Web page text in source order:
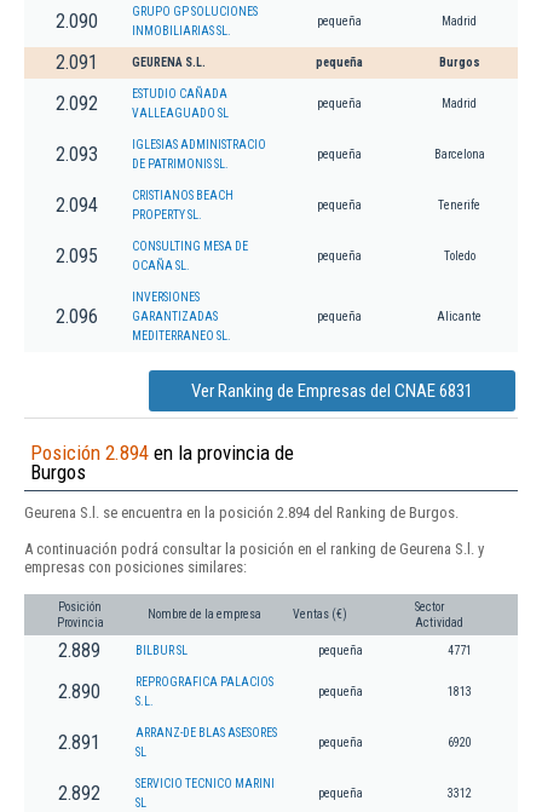
2.090
GRUPO GP SOLUCIONES
INMOBILIARIAS SL.
pequeña Madrid
2.091 GEURENA S.L. pequeña Burgos
2.092
ESTUDIO CAÑADA
VALLEAGUADO SL
pequeña Madrid
2.093
IGLESIAS ADMINISTRACIO
DE PATRIMONIS SL.
pequeña Barcelona
2.094
CRISTIANOS BEACH
PROPERTY SL.
pequeña Tenerife
2.095
CONSULTING MESA DE
OCAÑA SL.
pequeña Toledo
2.096
INVERSIONES
GARANTIZADAS
MEDITERRANEO SL.
pequeña Alicante
Ver Ranking de Empresas del CNAE 6831
Posición 2.894 en la provincia de
Burgos
Geurena S.l. se encuentra en la posición 2.894 del Ranking de Burgos.
A continuación podrá consultar la posición en el ranking de Geurena S.l. y
empresas con posiciones similares:
Posición
Provincia
Nombre de la empresa Ventas (€)
Sector
Actividad
2.889 BILBUR SL pequeña 4771
2.890
REPROGRAFICA PALACIOS
S.L.
pequeña 1813
2.891
ARRANZ-DE BLAS ASESORES
SL
pequeña 6920
2.892
SERVICIO TECNICO MARINI
SL
pequeña 3312